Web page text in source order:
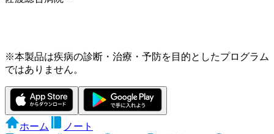
※本製品は疾病の診断・治療・予防を目的としたプログラム
ではありません。
ホーム
ノート